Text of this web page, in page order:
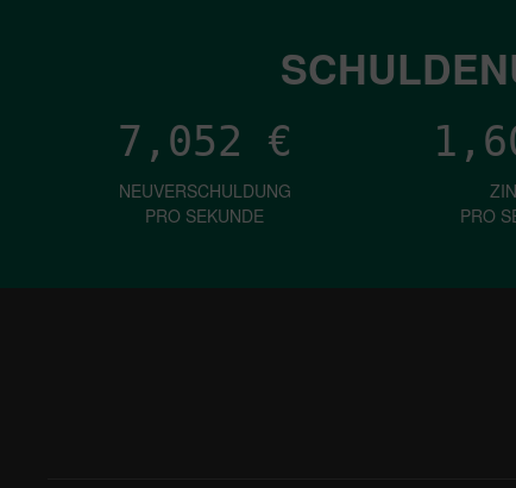
7,052 €
NEUVERSCHULDUNG
PRO SEKUNDE
PRO